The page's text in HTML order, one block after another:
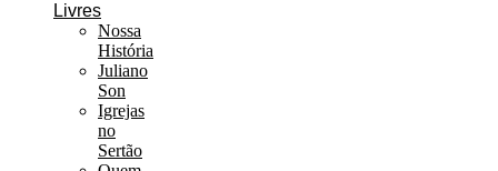
Livres
Nossa
História
Juliano
Son
Igrejas
no
Sertão